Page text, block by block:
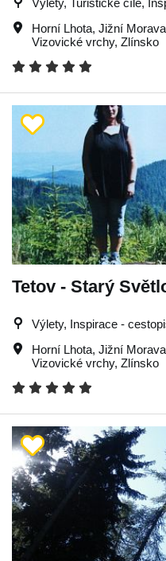
Výlety, Turistické cíle,
Horní Lhota, Jižní Morava
Vizovické vrchy, Zlínsko
Tetov - Starý
Výlety, Inspirace -
Horní Lhota, Jižní Morava
Vizovické vrchy, Zlínsko